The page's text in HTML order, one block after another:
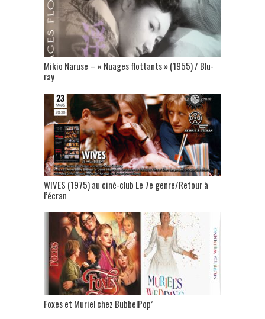
Mikio Naruse – « Nuages flottants » (1955) / Blu-
ray
WIVES (1975) au ciné-club Le 7e genre/Retour à
l’écran
Foxes et Muriel chez BubbelPop’